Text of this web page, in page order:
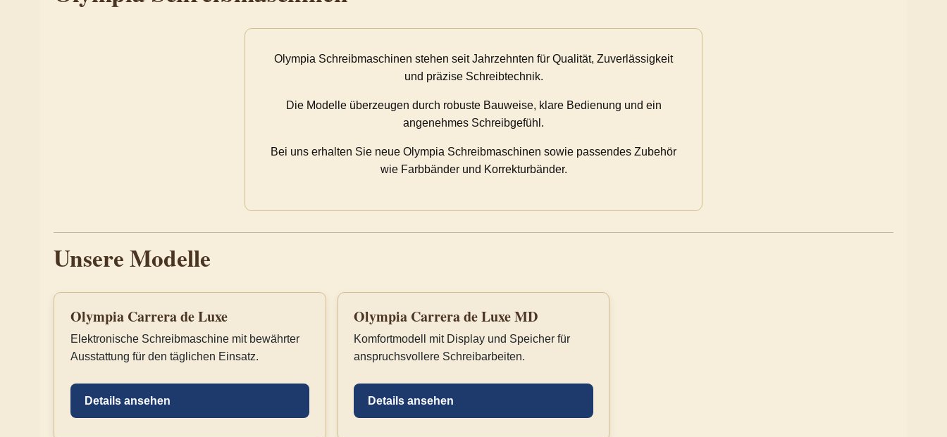
Olympia Schreibmaschinen stehen seit Jahrzehnten für Qualität, Zuverlässigkeit
und präzise Schreibtechnik.
Die Modelle überzeugen durch robuste Bauweise, klare Bedienung und ein
angenehmes Schreibgefühl.
Bei uns erhalten Sie neue Olympia Schreibmaschinen sowie passendes Zubehör
wie Farbbänder und Korrekturbänder.
Unsere Modelle
Olympia Carrera de Luxe
Elektronische Schreibmaschine mit bewährter
Ausstattung für den täglichen Einsatz.
Details ansehen
Olympia Carrera de Luxe MD
Komfortmodell mit Display und Speicher für
anspruchsvollere Schreibarbeiten.
Details ansehen